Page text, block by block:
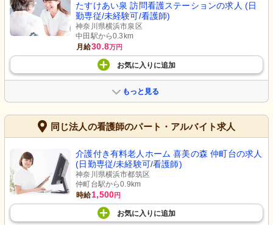
たすけあい泉 訪問看護ステーションの求人 (日
勤専従/未経験可/看護師)
神奈川県横浜市泉区
中田駅から0.3km
月給30.8万円
お気に入り に追加
もっと見る
同じ法人の看護師のパート・アルバイト求人
介護付き有料老人ホーム 喜美の森 仲町台の求人
(日勤専従/未経験可/看護師)
神奈川県横浜市都筑区
仲町台駅から0.9km
時給1,500円
お気に入り に追加